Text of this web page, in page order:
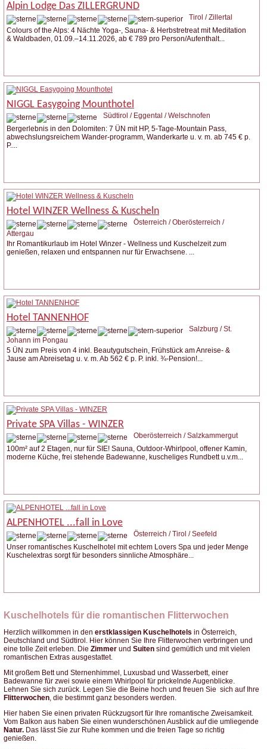
Alpin Lodge Das ZILLERGRUND
Tirol / Zillertal
Colours of the Alps: 4 Nächte Yoga-, Sauna- & Herbstretreat mit Meditation
& Waldbaden, 01.09.–14.11.2026, ab € 789 pro Person/Aufenthalt...
NIGGL Easygoing Mounthotel
Südtirol / Eggental / Welschnofen
Bergerlebnis in den Dolomiten: 7 ÜN mit HP, 5-Tage-Mountain Pass,
abwechslungsreichem Wander-programm, Wanderkarte u. v. m. ab 745 € p.
P....
Hotel WINZER Wellness & Kuscheln
Österreich / Oberösterreich /
Attergau
Ihr Romantikurlaub im Hotel Winzer - Wellness und Kuschelzeit zum
genießen, relaxen und entspannen nur für Erwachsene. ...
Hotel TANNENHOF
Salzburg / St.
Johann im Pongau
5 ÜN zum Preis von 4 inkl. Beautygutschein, Frühstück am Anreise- &
Jause am Abreisetag u. v. m. Ab 562 € p. P. inkl. ¾-Pension!...
Private SPA Villas - WINZER
Oberösterreich / Salzkammergut
100m² auf 2 Etagen, nur für SIE! Sauna, Outdoor-Whirlpool, offener Kamin,
moderne Küche, frei stehende Badewanne, kuscheliges Rundbett u.v.m...
ALPENHOTEL ...fall in Love
Österreich / Tirol / Seefeld
Unser romantisches Kuschelhotel mit echtem Lovers Spa und jeder Menge
Kuschelextras sorgt für besonders sinnliche Atmosphäre...
Kuschelhotels für die romantischen Flitterwochen
Herzlich willkommen in den erstklassigen Kuschelhotels in Österreich,
Deutschland und Südtirol. Hier können Sie Ihre Flitterwochen verbringen und
eine tolle Zeit erleben. Die Zimmer und Suiten sind gemütlich und mit vielen
romantischen Extras ausgestattet.
Mit großem Bett und Sternenhimmel, Luxusbad und Wasserbett, einer
Badewanne für zwei sowie einem Whirlpool für prickelnde Augenblicke.
Lehnen Sie sich zurück. Legen Sie die Beine hoch und freuen Sie sich auf Ihre
Flitterwochen, die bestimmt ganz besonders werden.
Hier haben Sie einen privaten Rückzugsort für Ihre romantische Zweisamkeit.
Vom Balkon aus haben Sie einen wunderschönen Ausblick auf die umliegende
Natur. Das lässt Sie zur Ruhe kommen und die freien Tage so richtig
genießen.